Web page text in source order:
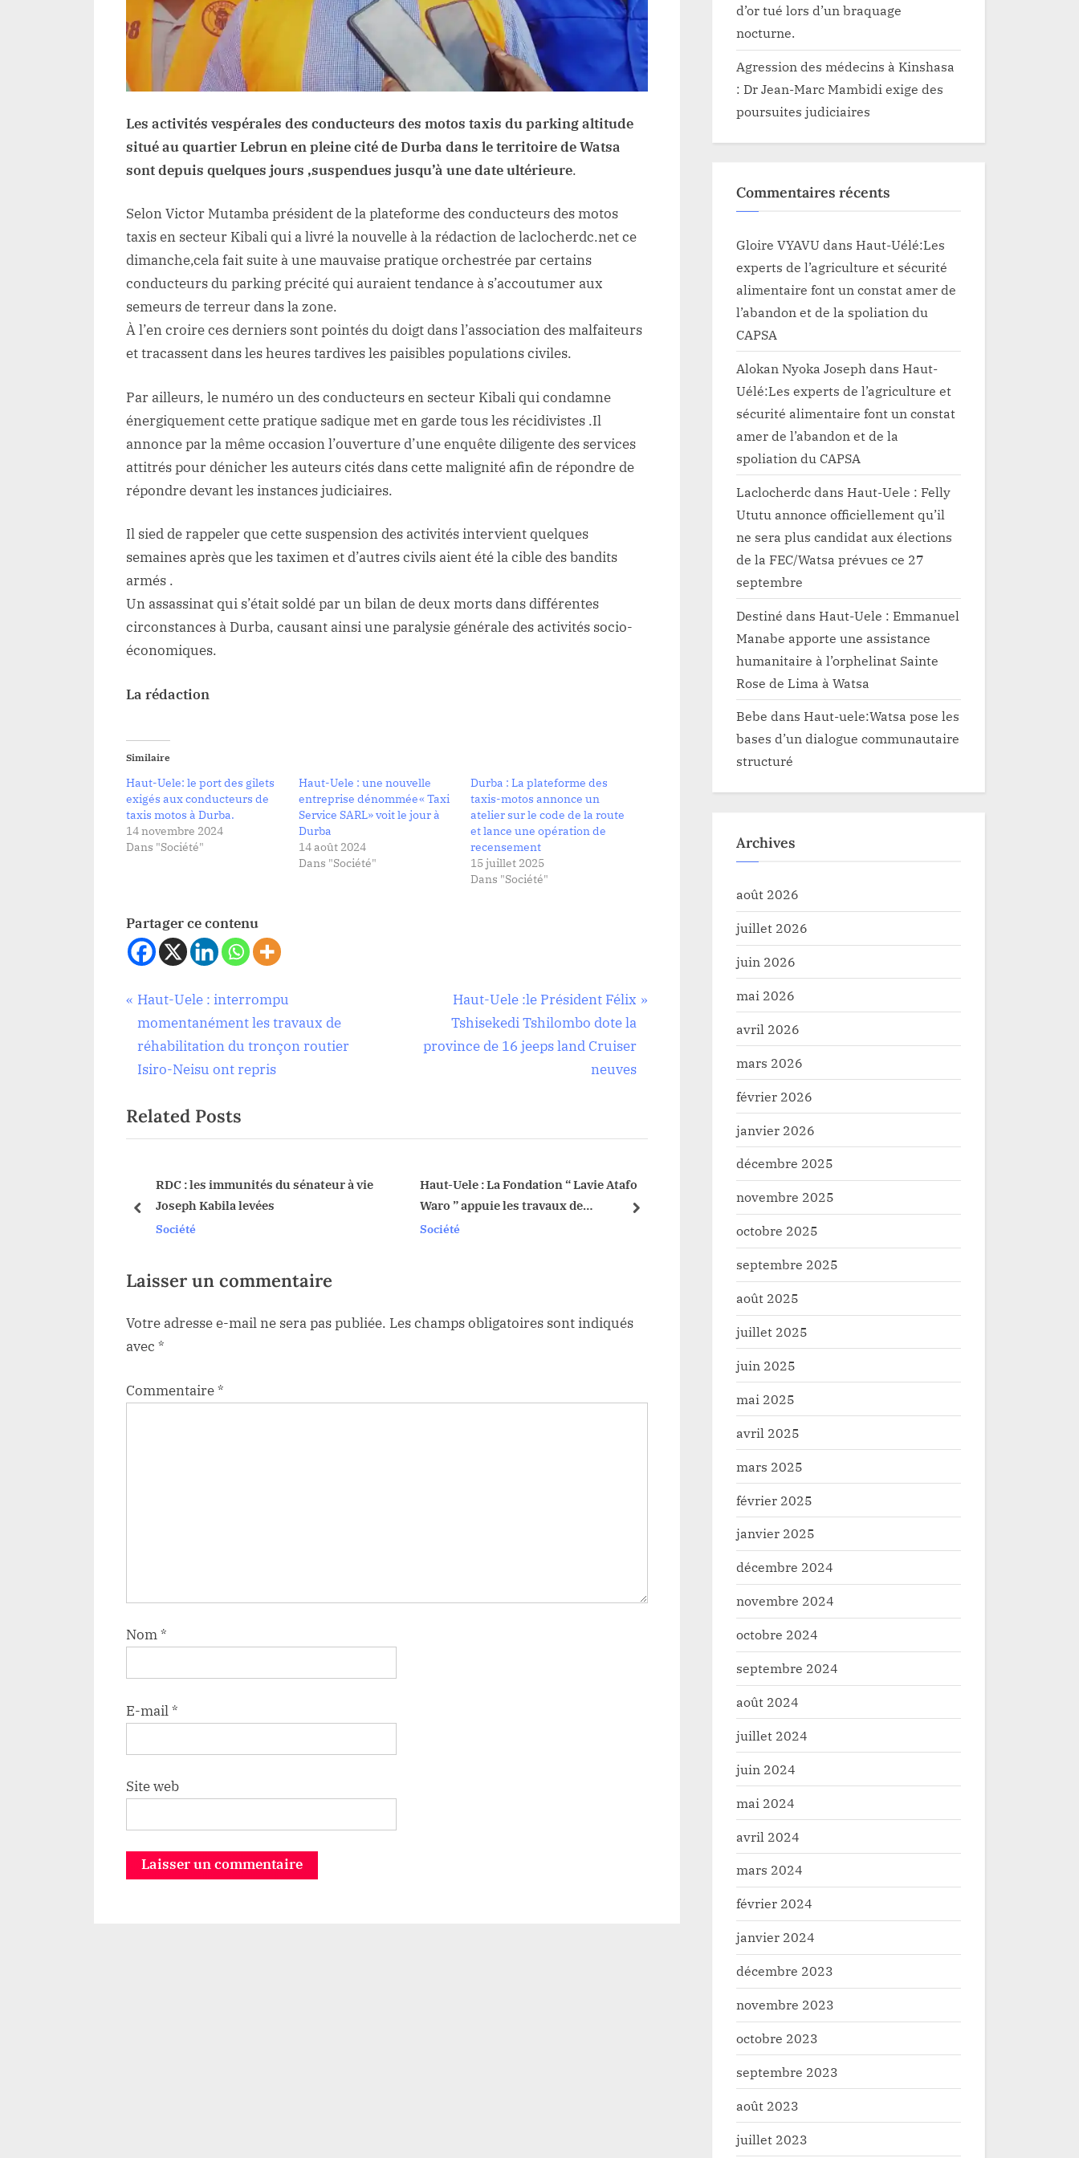
Les activités vespérales des conducteurs des motos taxis du parking altitude
situé au quartier Lebrun en pleine cité de Durba dans le territoire de Watsa
sont depuis quelques jours ,suspendues jusqu’à une date ultérieure.
Selon Victor Mutamba président de la plateforme des conducteurs des motos
taxis en secteur Kibali qui a livré la nouvelle à la rédaction de laclocherdc.net ce
dimanche,cela fait suite à une mauvaise pratique orchestrée par certains
conducteurs du parking précité qui auraient tendance à s’accoutumer aux
semeurs de terreur dans la zone.
À l’en croire ces derniers sont pointés du doigt dans l’association des malfaiteurs
et tracassent dans les heures tardives les paisibles populations civiles.
Par ailleurs, le numéro un des conducteurs en secteur Kibali qui condamne
énergiquement cette pratique sadique met en garde tous les récidivistes .Il
annonce par la même occasion l’ouverture d’une enquête diligente des services
attitrés pour dénicher les auteurs cités dans cette malignité afin de répondre de
répondre devant les instances judiciaires.
Il sied de rappeler que cette suspension des activités intervient quelques
semaines après que les taximen et d’autres civils aient été la cible des bandits
armés .
Un assassinat qui s’était soldé par un bilan de deux morts dans différentes
circonstances à Durba, causant ainsi une paralysie générale des activités socio-
économiques.
La rédaction
Similaire
Haut-Uele: le port des gilets
exigés aux conducteurs de
taxis motos à Durba.
14 novembre 2024
Dans "Société"
Haut-Uele : une nouvelle
entreprise dénommée« Taxi
Service SARL» voit le jour à
Durba
14 août 2024
Dans "Société"
Durba : La plateforme des
taxis-motos annonce un
atelier sur le code de la route
et lance une opération de
recensement
15 juillet 2025
Dans "Société"
Partager ce contenu
Société
Navigation
de
l’article
P
r
e
v
o
u
o
:
Haut-Uele : interrompu
momentanément les travaux de
réhabilitation du tronçon routier
Isiro-Neisu ont repris
N
e
x
s
:
Haut-Uele :le Président Félix
Tshisekedi Tshilombo dote la
province de 16 jeeps land Cruiser
neuves
Related Posts
immunités du sénateur à vie
Haut-Uele : La Fondation “ Lavie Atafo
Waro ” appuie les travaux de
construction de l’église CECA 20 Watsa
Watsa : Kibali Gold Mine
finance un projet de captage
Haut Uele : la SCPC lance un message
fort des élections et dresse un bilan
sombre des dirigeants
Société
prev next
Laisser un commentaire
Votre adresse e-mail ne sera pas publiée. Les champs obligatoires sont indiqués
avec *
Commentaire*
Nom*
E-mail*
Site web
d’or tué lors d’un braquage
nocturne.
Agression des médecins à Kinshasa
: Dr Jean-Marc Mambidi exige des
poursuites judiciaires
Commentaires récents
Gloire VYAVU dans Haut-Uélé:Les
experts de l’agriculture et sécurité
alimentaire font un constat amer de
l’abandon et de la spoliation du
CAPSA
Alokan Nyoka Joseph dans Haut-
Uélé:Les experts de l’agriculture et
sécurité alimentaire font un constat
amer de l’abandon et de la
spoliation du CAPSA
Laclocherdcdans Haut-Uele : Felly
Ututu annonce officiellement qu’il
ne sera plus candidat aux élections
de la FEC/Watsa prévues ce 27
septembre
Destiné dans Haut-Uele : Emmanuel
Manabe apporte une assistance
humanitaire à l’orphelinat Sainte
Rose de Lima à Watsa
Bebe dans Haut-uele:Watsa pose les
bases d’un dialogue communautaire
structuré
Archives
août 2026
juillet 2026
juin 2026
mai 2026
avril 2026
mars 2026
février 2026
janvier 2026
décembre 2025
novembre 2025
octobre 2025
septembre 2025
août 2025
juillet 2025
juin 2025
mai 2025
avril 2025
mars 2025
février 2025
janvier 2025
décembre 2024
novembre 2024
octobre 2024
septembre 2024
août 2024
juillet 2024
juin 2024
mai 2024
avril 2024
mars 2024
février 2024
janvier 2024
décembre 2023
novembre 2023
octobre 2023
septembre 2023
août 2023
juillet 2023